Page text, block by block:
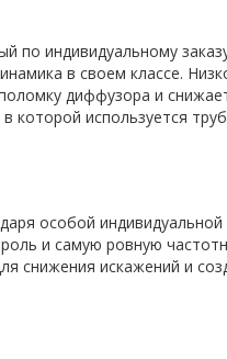
индивидуальному
в своем классе.
диффузора и
используется
особой
и самую ровную
снижения искажений и